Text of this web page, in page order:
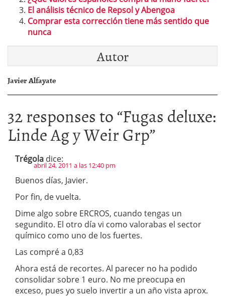
El análisis técnico de Repsol y Abengoa
Comprar esta corrección tiene más sentido que
nunca
Autor
Javier Alfayate
32 responses to “Fugas deluxe:
Linde Ag y Weir Grp”
Trégola dice:
abril 24, 2011 a las 12:40 pm
Buenos días, Javier.
Por fin, de vuelta.
Dime algo sobre ERCROS, cuando tengas un
segundito. El otro día vi como valorabas el sector
químico como uno de los fuertes.
Las compré a 0,83
Ahora está de recortes. Al parecer no ha podido
consolidar sobre 1 euro. No me preocupa en
exceso, pues yo suelo invertir a un año vista aprox.